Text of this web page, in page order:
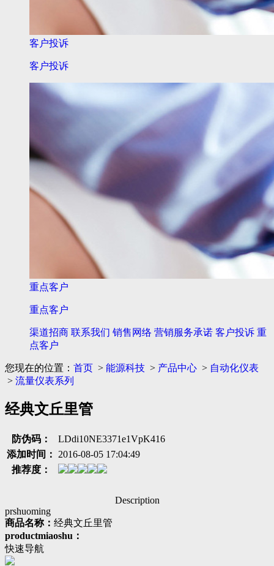
客户投诉
客户投诉
重点客户
重点客户
渠道招商 联系我们 销售网络 营销服务承诺 客户投诉 重
点客户
您现在的位置： 首页 > 能源科技 > 产品中心 > 自动化仪表
> 流量仪表系列
经典文丘里管
防伪码：
LDdi10NE3371e1VpK416
添加时间：
2016-08-05 17:04:49
推荐度：
Description
prshuoming
商品名称： 经典文丘里管
productmiaoshu：
快速导航